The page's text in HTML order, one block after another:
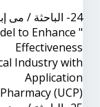
24- الباحثة / مى إبراهيم محمد إبراهيم ليفة عن رسالتها بعنوان:
to Enhance
Effectiveness
Industry with
Application
(UCP)"